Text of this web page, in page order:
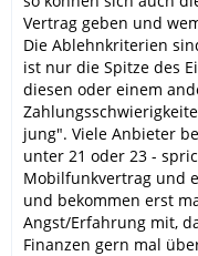
Vertrag geben und
Die Ablehnkriterien
ist nur die Spitze des
diesen oder einem
jung". Viele Anbieter
unter 21 oder 23 -
Mobilfunkvertrag und
und bekommen erst
Angst/Erfahrung mit,
Finanzen gern mal